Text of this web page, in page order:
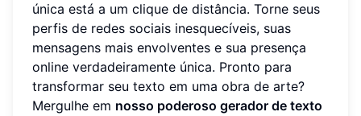
única está a um clique de distância. Torne seus
perfis de redes sociais inesquecíveis, suas
mensagens mais envolventes e sua presença
online verdadeiramente única. Pronto para
transformar seu texto em uma obra de arte?
Mergulhe em nosso poderoso gerador de texto